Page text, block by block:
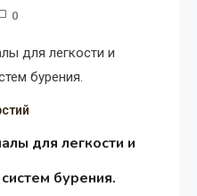
0
для легкости и
бурения.